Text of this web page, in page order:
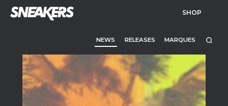
SHOP
NEWS RELEASES MARQUES